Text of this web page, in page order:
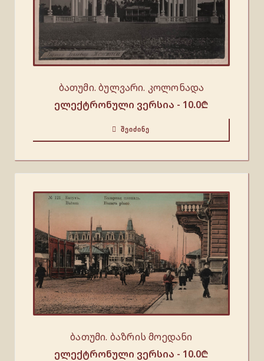
ბათუმი. ბულვარი. კოლონადა
ელექტრონული ვერსია - 10.0₾
ᲨᲔᲘᲫᲘᲜᲔ
ბათუმი. ბაზრის მოედანი
ელექტრონული ვერსია - 10.0₾